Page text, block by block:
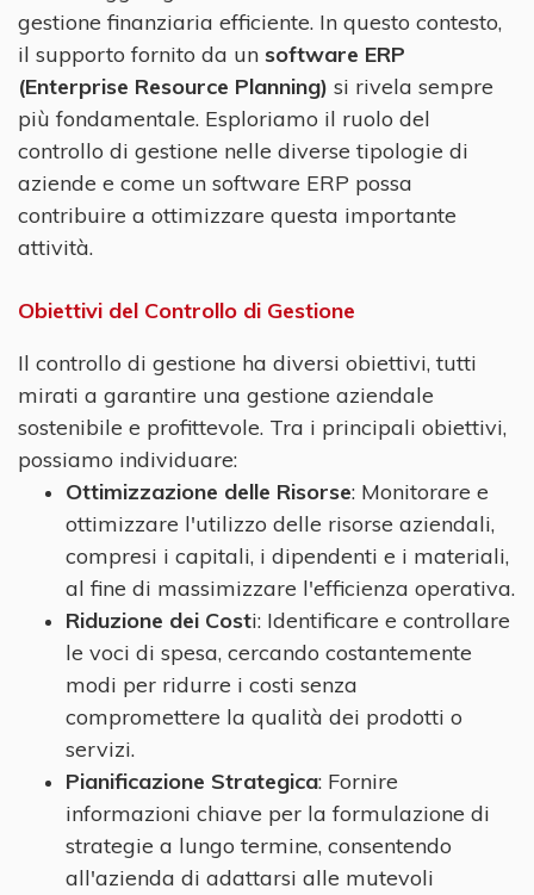
gestione finanziaria efficiente. In questo contesto,
il supporto fornito da un software ERP
(Enterprise Resource Planning) si rivela sempre
più fondamentale. Esploriamo il ruolo del
controllo di gestione nelle diverse tipologie di
aziende e come un software ERP possa
contribuire a ottimizzare questa importante
attività.
Obiettivi del Controllo di Gestione
Il controllo di gestione ha diversi obiettivi, tutti
mirati a garantire una gestione aziendale
sostenibile e profittevole. Tra i principali obiettivi,
possiamo individuare:
Ottimizzazione delle Risorse: Monitorare e
ottimizzare l'utilizzo delle risorse aziendali,
compresi i capitali, i dipendenti e i materiali,
al fine di massimizzare l'efficienza operativa.
Riduzione dei Costi: Identificare e controllare
le voci di spesa, cercando costantemente
modi per ridurre i costi senza
compromettere la qualità dei prodotti o
servizi.
Pianificazione Strategica: Fornire
informazioni chiave per la formulazione di
strategie a lungo termine, consentendo
all'azienda di adattarsi alle mutevoli